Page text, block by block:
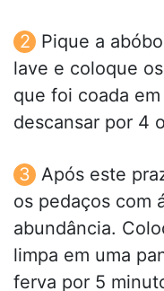
Pique a
lave e coloque
que foi coada
descansar por 4
Após este
os pedaços com
abundância.
limpa em uma
ferva por 5